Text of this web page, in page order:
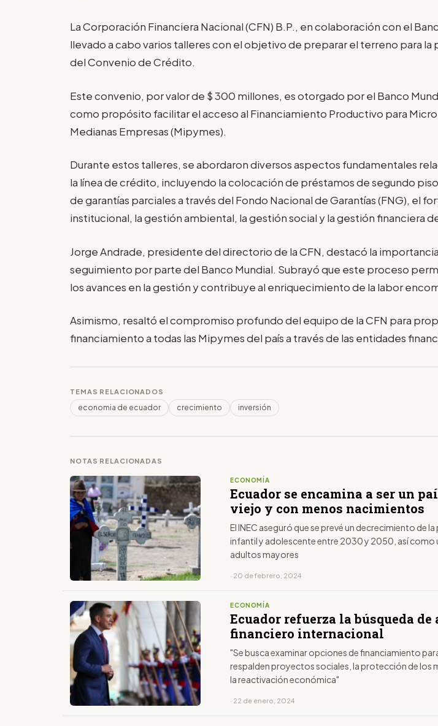
La Corporación Financiera Nacional (CFN) B.P., en colaboración con el
llevado a cabo varios talleres con el objetivo de preparar el terreno para la
del Convenio de Crédito.
Este convenio, por valor de $ 300 millones, es otorgado por el Banco
como propósito facilitar el acceso al Financiamiento Productivo para
Medianas Empresas (Mipymes).
Durante estos talleres, se abordaron diversos aspectos fundamentales
la línea de crédito, incluyendo la colocación de préstamos de segundo
de garantías parciales a través del Fondo Nacional de Garantías (FNG), el
institucional, la gestión ambiental, la gestión social y la gestión financiera
Jorge Andrade, presidente del directorio de la CFN, destacó la
seguimiento por parte del Banco Mundial. Subrayó que este proceso
los avances en la gestión y contribuye al enriquecimiento de la labor
Asimismo, resaltó el compromiso profundo del equipo de la CFN para
financiamiento a todas las Mipymes del país a través de las entidades
TEMAS RELACIONADOS
economia de ecuador crecimiento inversión
NOTAS RELACIONADAS
ECONOMÍA
Ecuador se encamina a ser un
viejo y con menos nacimientos
El INEC aseguró que se prevé un decrecimiento de
infantil y adolescente entre 2030 y 2050, así como
adultos mayores
· 20 de febrero, 2024
ECONOMÍA
Ecuador refuerza la búsqueda de
financiero internacional
"Se busca examinar opciones de financiamiento
respalden proyectos sociales, la protección de los
la reactivación económica"
· 22 de enero, 2024